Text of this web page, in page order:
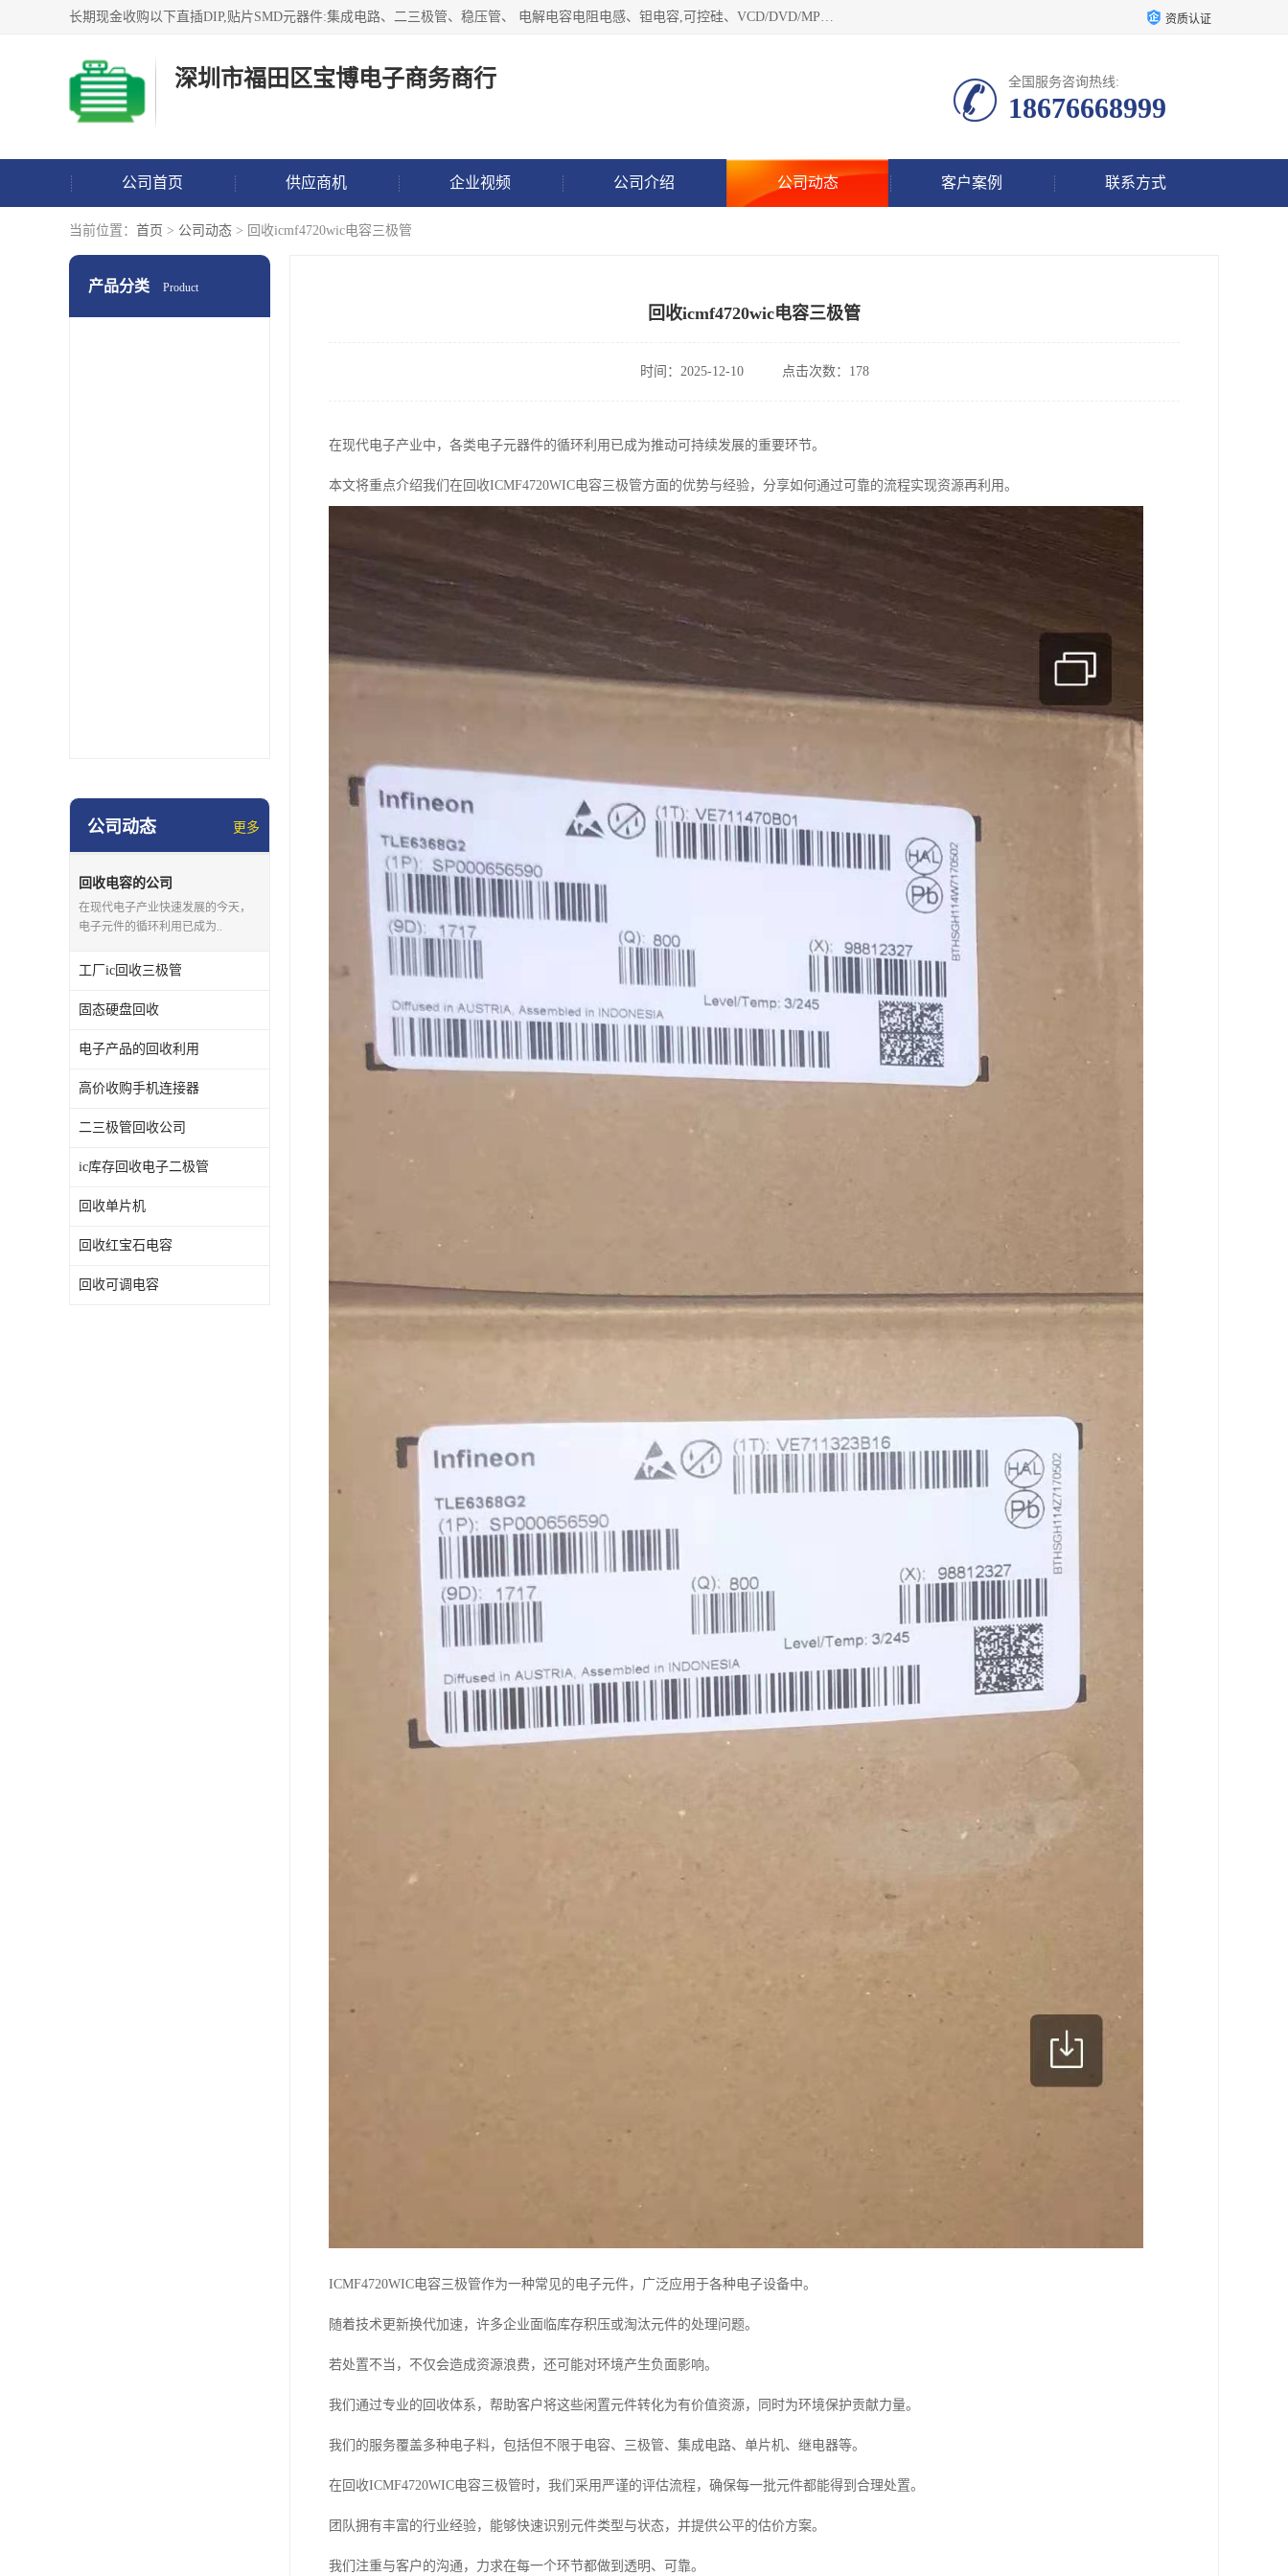
长期现金收购以下直插DIP,贴片SMD元器件:集成电路、二三极管、稳压管、 电解电容电阻电感、钽电容,可控硅、VCD/DVD/MP3激光头、红外发射接收、行管、 BGA芯片,霍尔元件、发光管、晶振,继电器,舌簧管舌簧继电器等各种电子元器件 , 量大量小不限!QQ9 联系电话谢先生 E-mail 资质认证
深圳市福田区宝博电子商务商行 全国服务咨询热线:
18676668999
公司首页 供应商机 企业视频 公司介绍 公司动态 客户案例 联系方式
当前位置： 首页 > 公司动态 > 回收icmf4720wic电容三极管
产品分类 Product
公司动态 更多
回收电容的公司
在现代电子产业快速发展的今天，
电子元件的循环利用已成为..
工厂ic回收三极管
固态硬盘回收
电子产品的回收利用
高价收购手机连接器
二三极管回收公司
ic库存回收电子二极管
回收单片机
回收红宝石电容
回收可调电容
回收icmf4720wic电容三极管
时间：2025-12-10 点击次数：178
在现代电子产业中，各类电子元器件的循环利用已成为推动可持续发展的重要环节。
本文将重点介绍我们在回收ICMF4720WIC电容三极管方面的优势与经验，分享如何通过可靠的流程实现资源再利用。
ICMF4720WIC电容三极管作为一种常见的电子元件，广泛应用于各种电子设备中。
随着技术更新换代加速，许多企业面临库存积压或淘汰元件的处理问题。
若处置不当，不仅会造成资源浪费，还可能对环境产生负面影响。
我们通过专业的回收体系，帮助客户将这些闲置元件转化为有价值资源，同时为环境保护贡献力量。
我们的服务覆盖多种电子料，包括但不限于电容、三极管、集成电路、单片机、继电器等。
在回收ICMF4720WIC电容三极管时，我们采用严谨的评估流程，确保每一批元件都能得到合理处置。
团队拥有丰富的行业经验，能够快速识别元件类型与状态，并提供公平的估价方案。
我们注重与客户的沟通，力求在每一个环节都做到透明、可靠。